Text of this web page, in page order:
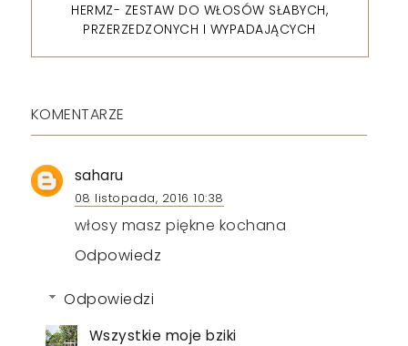
HERMZ- ZESTAW DO WŁOSÓW SŁABYCH,
PRZERZEDZONYCH I WYPADAJĄCYCH
KOMENTARZE
saharu
08 listopada, 2016 10:38
włosy masz piękne kochana
Odpowiedz
Odpowiedzi
Wszystkie moje bziki